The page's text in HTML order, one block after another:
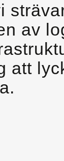
av
att